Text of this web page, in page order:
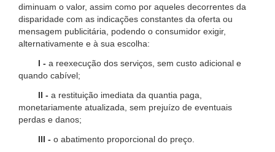
diminuam o valor, assim como por aqueles decorrentes da
disparidade com as indicações constantes da oferta ou
mensagem publicitária, podendo o consumidor exigir,
alternativamente e à sua escolha:
I - a reexecução dos serviços, sem custo adicional e
quando cabível;
II - a restituição imediata da quantia paga,
monetariamente atualizada, sem prejuízo de eventuais
perdas e danos;
III - o abatimento proporcional do preço.